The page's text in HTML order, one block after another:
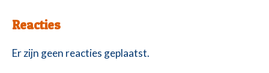
Reacties
Er zijn geen reacties geplaatst.